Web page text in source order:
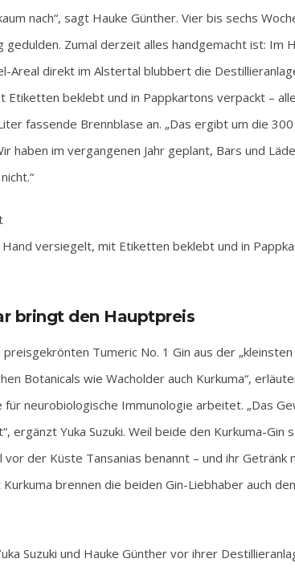
nach“, sagt Hauke Günther. Vier bis sechs
Zumal derzeit alles handgemacht ist: Im
Areal direkt im Alstertal blubbert die
Etiketten beklebt und in Pappkartons verpackt –
fassende Brennblase an. „Das ergibt um die
haben im vergangenen Jahr geplant, Bars und
versiegelt, mit Etiketten beklebt und in
bringt den Hauptpreis
Tumeric No. 1 Gin aus der
Botanicals wie Wacholder auch Kurkuma“,
neurobiologische Immunologie arbeitet. „Das
ergänzt Yuka Suzuki. Weil beide den Kurkuma-Gin
der Küste Tansanias benannt – und ihr Getränk
brennen die beiden Gin-Liebhaber auch